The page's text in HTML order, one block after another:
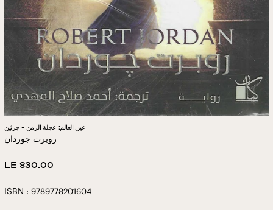
عين العالم: عجلة الزمن - جزئين
روبرت جوردان
Regular
LE 830.00
ISBN : 9789778201604